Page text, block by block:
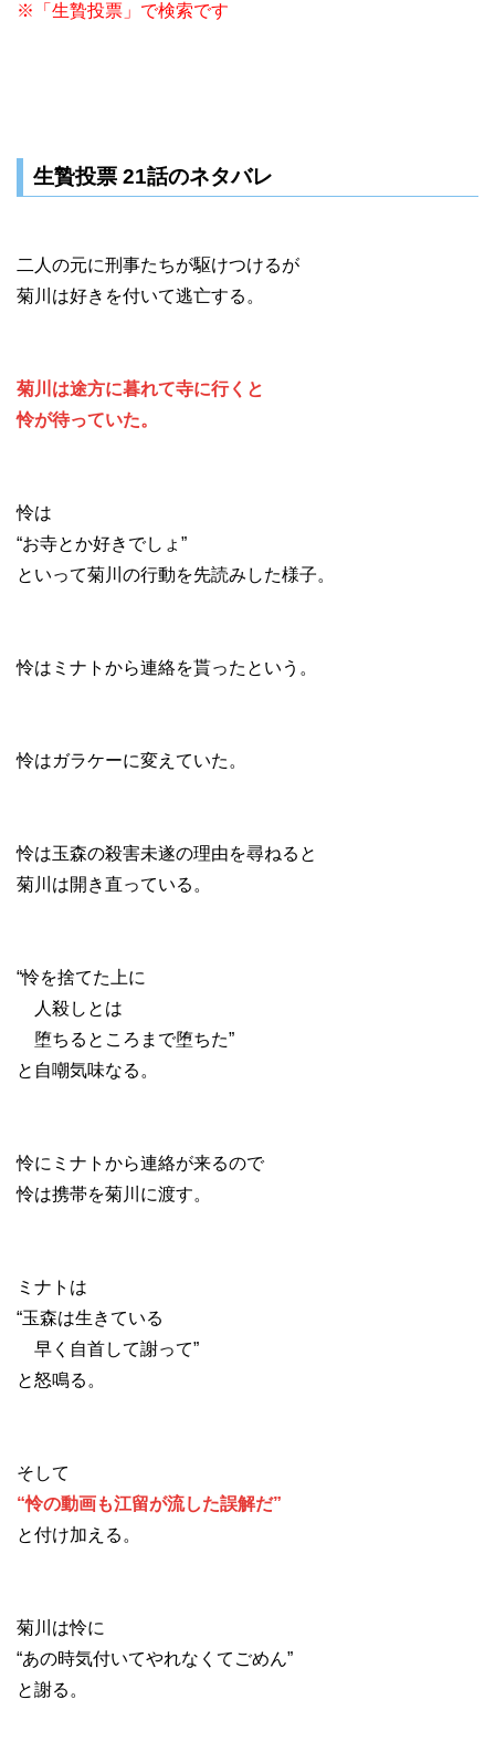
※「生贄投票」で検索です
生贄投票 21話のネタバレ
二人の元に刑事たちが駆けつけるが
菊川は好きを付いて逃亡する。
菊川は途方に暮れて寺に行くと
怜が待っていた。
怜は
“お寺とか好きでしょ”
といって菊川の行動を先読みした様子。
怜はミナトから連絡を貰ったという。
怜はガラケーに変えていた。
怜は玉森の殺害未遂の理由を尋ねると
菊川は開き直っている。
“怜を捨てた上に
人殺しとは
堕ちるところまで堕ちた”
と自嘲気味なる。
怜にミナトから連絡が来るので
怜は携帯を菊川に渡す。
ミナトは
“玉森は生きている
早く自首して謝って”
と怒鳴る。
そして
“怜の動画も江留が流した誤解だ”
と付け加える。
菊川は怜に
“あの時気付いてやれなくてごめん”
と謝る。